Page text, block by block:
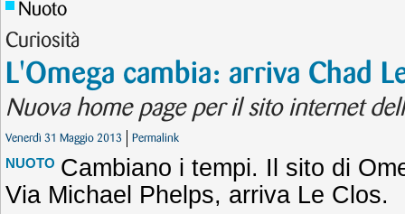
Nuoto
Curiosità
L'Omega cambia: arriva Chad
Nuova home page per il sito internet
Venerdì 31 Maggio 2013 Permalink
NUOTO Cambiano i tempi. Il sito di
Via Michael Phelps, arriva Le Clos.